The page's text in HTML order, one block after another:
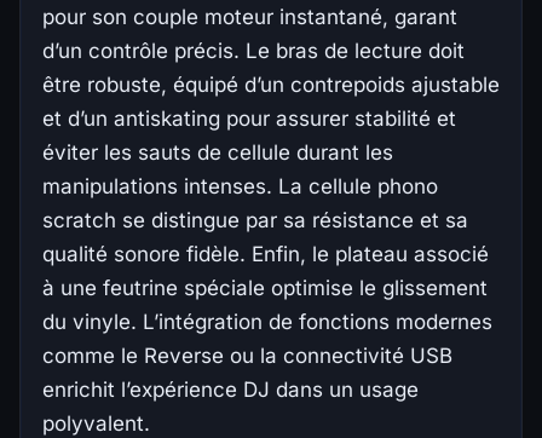
pour son couple moteur instantané, garant
d’un contrôle précis. Le bras de lecture doit
être robuste, équipé d’un contrepoids ajustable
et d’un antiskating pour assurer stabilité et
éviter les sauts de cellule durant les
manipulations intenses. La cellule phono
scratch se distingue par sa résistance et sa
qualité sonore fidèle. Enfin, le plateau associé
à une feutrine spéciale optimise le glissement
du vinyle. L’intégration de fonctions modernes
comme le Reverse ou la connectivité USB
enrichit l’expérience DJ dans un usage
polyvalent.